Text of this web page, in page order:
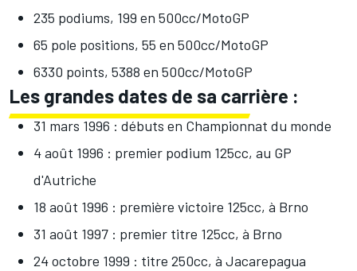
235 podiums, 199 en 500cc/MotoGP
65 pole positions, 55 en 500cc/MotoGP
6330 points, 5388 en 500cc/MotoGP
Les grandes dates de sa carrière :
31 mars 1996 : débuts en Championnat du monde
4 août 1996 : premier podium 125cc, au GP
d'Autriche
18 août 1996 : première victoire 125cc, à Brno
31 août 1997 : premier titre 125cc, à Brno
24 octobre 1999 : titre 250cc, à Jacarepagua